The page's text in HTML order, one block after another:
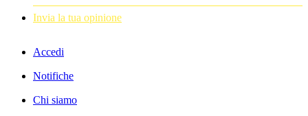
Invia la tua opinione
Accedi
Notifiche
Chi siamo